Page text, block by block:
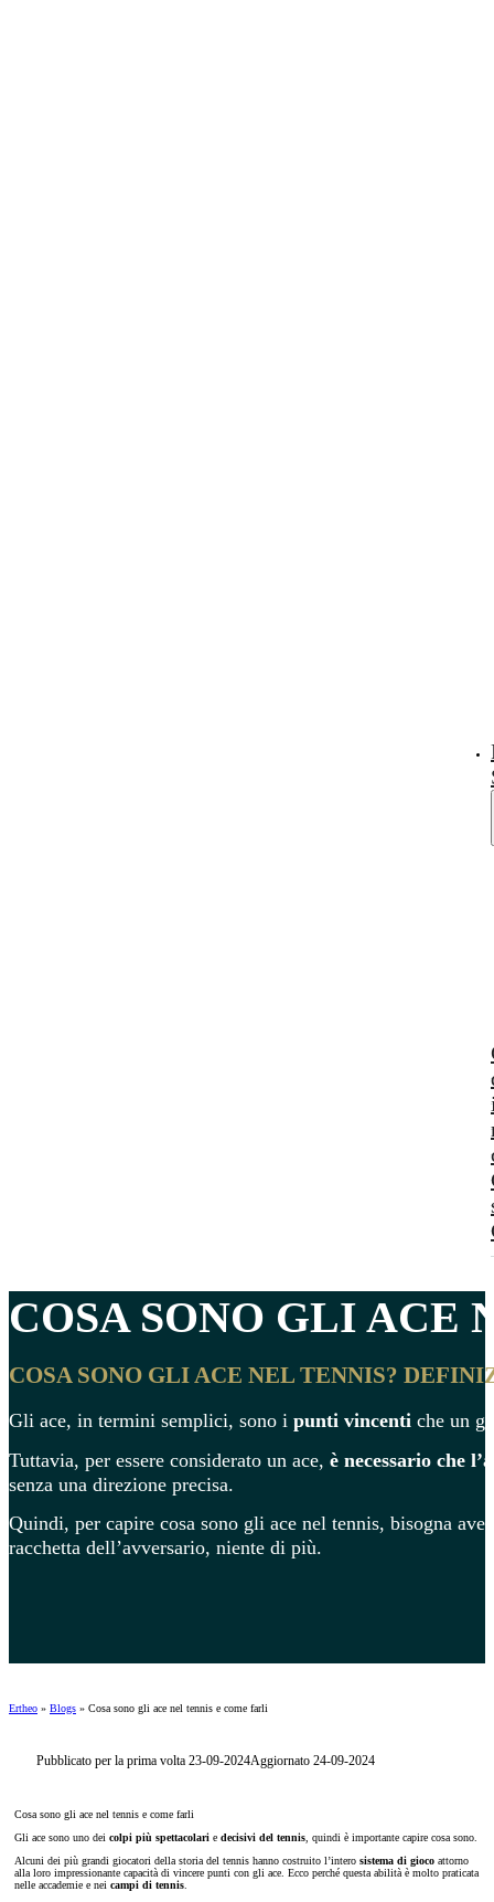
COSA SONO GLI ACE
COSA SONO GLI ACE NEL TENNIS?
Gli ace, in termini semplici, sono i punti vincenti che un
Tuttavia, per essere considerato un ace, è necessario che
senza una direzione precisa.
Quindi, per capire cosa sono gli ace nel tennis, bisogna
racchetta dell’avversario, niente di più.
Ertheo » Blogs » Cosa sono gli ace nel tennis e come farli
Pubblicato per la prima volta 23-09-2024Aggiornato 24-09-2024
Cosa sono gli ace nel tennis e come farli
Gli ace sono uno dei colpi più spettacolari e decisivi del tennis , quindi è importante capire cosa sono.
Alcuni dei più grandi giocatori della storia del tennis hanno costruito l’intero sistema di gioco attorno
alla loro impressionante capacità di vincere punti con gli ace. Ecco perché questa abilità è molto praticata
nelle accademie e nei campi di tennis